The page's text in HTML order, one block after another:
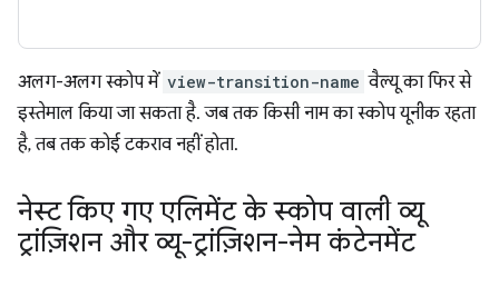
अलग-अलग स्कोप में view-transition-name वैल्यू का फिर से
इस्तेमाल किया जा सकता है. जब तक किसी नाम का स्कोप यूनीक रहता
है, तब तक कोई टकराव नहीं होता.
नेस्ट किए गए एलिमेंट के स्कोप वाली व्यू
ट्रांज़िशन और व्यू-ट्रांज़िशन-नेम कंटेनमेंट